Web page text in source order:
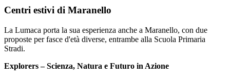
Centri estivi di Maranello
La Lumaca porta la sua esperienza anche a Maranello, con due
proposte per fasce d'età diverse, entrambe alla Scuola Primaria
Stradi.
Explorers – Scienza, Natura e Futuro in Azione